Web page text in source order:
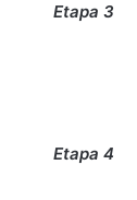
Etapa 3
Etapa 4